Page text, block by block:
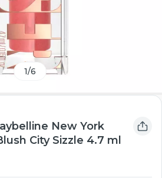
1/6
New York
City Sizzle 4.7 ml